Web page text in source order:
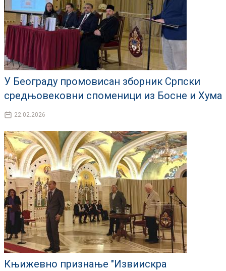
У Београду промовисан зборник Српски
средњовековни споменици из Босне и Хума
22.02.2026
Књижевно признање "Извиискра